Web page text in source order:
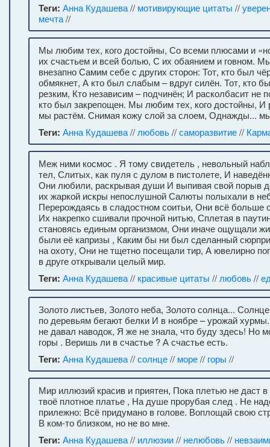
Теги: Анна Кудашева// мотивирующие цитаты //
мечта//
Мы любим тех, кого достойны, Со всеми плюсами и
их счастьем и всей болью, С их обаянием и говном.
внезапно Самим себе с других сторон: Тот, кто был
обмякнет, А кто был слабым – вдруг силён. Тот, кто
резким, Кто независим – подчинён; И расколбасит не
кто был закрепощен. Мы любим тех, кого достойны, И
мы растём. Снимая кожу слой за слоем, Однажды...
Теги: Анна Кудашева// любовь//саморазвитие//
Меж ними космос . Я тому свидетель , невольный
тел, Слитых, как пуля с дулом в пистолете, И
Они любили, раскрывая души И выпивая свой порыв
их жаркой искры непослушной Салюты полыхали в
Перерождаясь в сладостном соитьи, Они всё больше
Их накрепко сшивали прочной нитью, Сплетая в
становясь единым организмом, Они иначе ощущали
были её капризы , Каким бы ни был сделанный
на охоту, Они не тщетно посещали тир, А ювелирно
в друге открывали целый мир.
Теги: Анна Кудашева// красивые цитаты // любовь//
Золото листьев, Золото неба, Золото солнца...
по деревьям бегают белки И в ноябре – урожай
не давал наводок, Я же не знала, что буду здесь! Но
горы . Веришь ли в счастье ? А счастье есть.
Теги: Анна Кудашева//солнце// море// горы //
Мир иллюзий красив и приятен, Пока плетью не даст
твоё плотное платье , На душе прорубая след . Не
прилежно: Всё придумано в голове. Воплощай свою
В ком-то близком, но не во мне.
Теги: Анна Кудашева// иллюзии// нелюбовь//